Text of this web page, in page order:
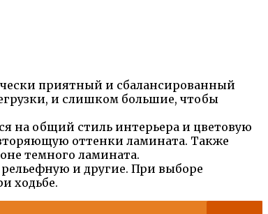
приятный и сбалансированный
и слишком большие, чтобы
на общий стиль интерьера и цветовую
оттенки ламината. Также
темного ламината.
и другие. При выборе
ходьбе.